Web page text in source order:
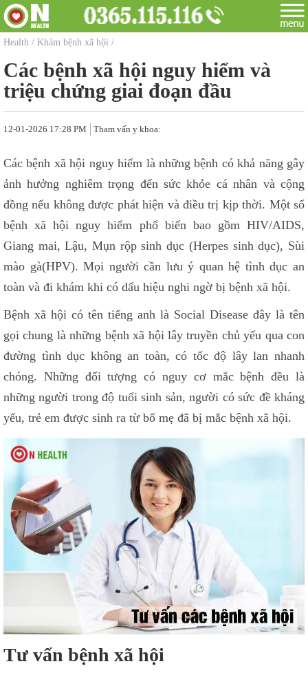
Health / Khám bệnh xã hội /
Các bệnh xã hội nguy hiểm và
triệu chứng giai đoạn đầu
12-01-2026 17:28 PM Tham vấn y khoa:
Các bệnh xã hội nguy hiểm là những bệnh có khả năng gây
ảnh hưởng nghiêm trọng đến sức khỏe cá nhân và cộng
đồng nếu không được phát hiện và điều trị kịp thời. Một số
bệnh xã hội nguy hiểm phổ biến bao gồm HIV/AIDS,
Giang mai, Lậu, Mụn rộp sinh dục (Herpes sinh dục), Sùi
mào gà(HPV). Mọi người cần lưu ý quan hệ tình dục an
toàn và đi khám khi có dấu hiệu nghi ngờ bị bệnh xã hội.
Bệnh xã hội có tên tiếng anh là Social Disease đây là tên
gọi chung là những bệnh xã hội lây truyền chủ yếu qua con
đường tình dục không an toàn, có tốc độ lây lan nhanh
chóng. Những đối tượng có nguy cơ mắc bệnh đều là
những người trong độ tuổi sinh sản, người có sức đề kháng
yếu, trẻ em được sinh ra từ bố mẹ đã bị mắc bệnh xã hội.
Tư vấn bệnh xã hội